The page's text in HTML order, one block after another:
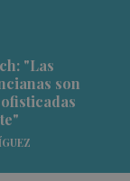
"Las
son